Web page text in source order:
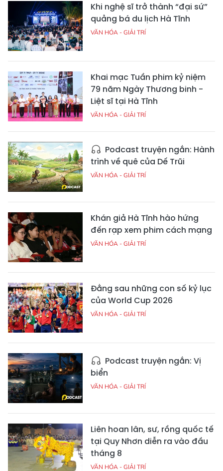
Khi nghệ sĩ trở thành “đại sứ”
quảng bá du lịch Hà Tĩnh
VĂN HÓA - GIẢI TRÍ
Khai mạc Tuần phim kỷ niệm
79 năm Ngày Thương binh -
Liệt sĩ tại Hà Tĩnh
VĂN HÓA - GIẢI TRÍ
Podcast truyện ngắn: Hành
trình về quê của Dế Trũi
VĂN HÓA - GIẢI TRÍ
Khán giả Hà Tĩnh hào hứng
đến rạp xem phim cách mạng
VĂN HÓA - GIẢI TRÍ
Đằng sau những con số kỷ lục
của World Cup 2026
VĂN HÓA - GIẢI TRÍ
Podcast truyện ngắn: Vị
biển
VĂN HÓA - GIẢI TRÍ
Liên hoan lân, sư, rồng quốc tế
tại Quy Nhơn diễn ra vào đầu
tháng 8
VĂN HÓA - GIẢI TRÍ